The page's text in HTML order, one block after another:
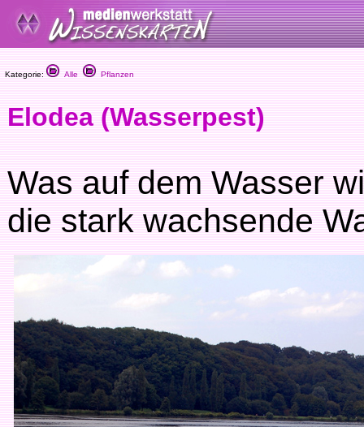
Kategorie: Alle Pflanzen
Elodea (Wasserpest)
Was auf dem Wasser
die stark wachsende